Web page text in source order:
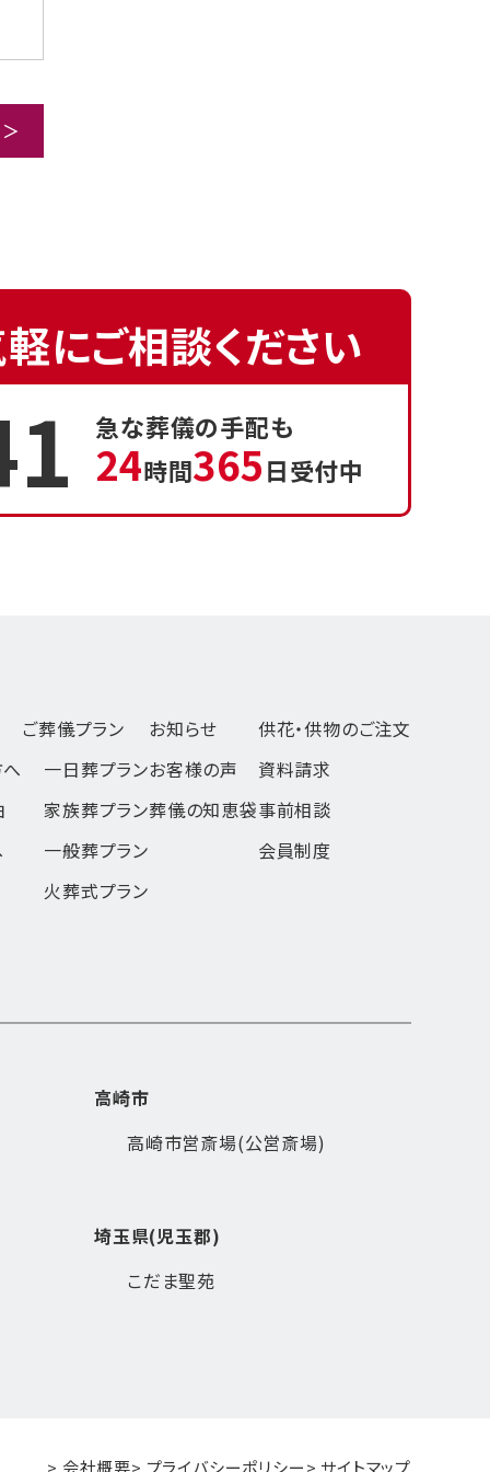
にご相談ください
急な葬儀の手配も
24時間365日受付中
ご葬儀プラン
一日葬プラン
家族葬プラン
一般葬プラン
火葬式プラン
お知らせ
お客様の声
葬儀の知恵袋
供花・供物のご注文
資料請求
事前相談
会員制度
高崎市
高崎市営斎場(公営斎場)
埼玉県(児玉郡)
こだま聖苑